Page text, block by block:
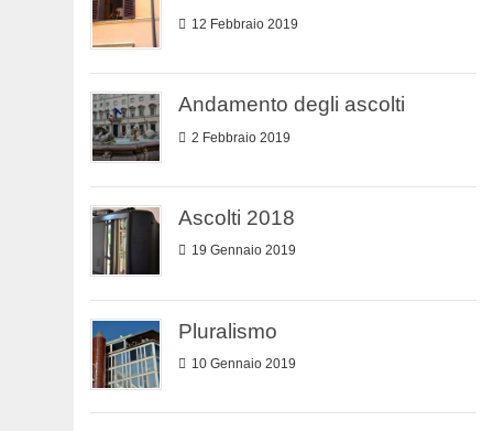
12 Febbraio 2019
Andamento degli ascolti
2 Febbraio 2019
Ascolti 2018
19 Gennaio 2019
Pluralismo
10 Gennaio 2019